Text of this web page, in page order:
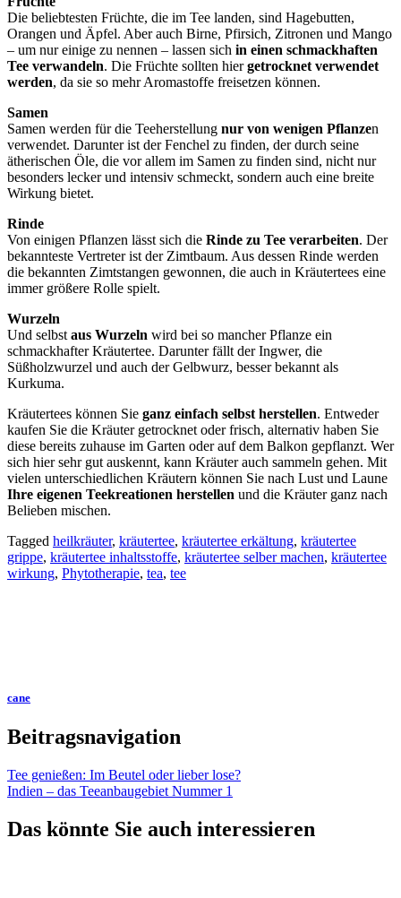
Die beliebtesten Früchte, die im Tee landen, sind Hagebutten,
Orangen und Äpfel. Aber auch Birne, Pfirsich, Zitronen und Mango
– um nur einige zu nennen – lassen sich in einen schmackhaften
Tee verwandeln. Die Früchte sollten hiergetrocknet verwendet
werden, da sie so mehr Aromastoffe freisetzen können.
Samen
Samen werden für die Teeherstellung nur von wenigen Pflanzen
verwendet. Darunter ist der Fenchel zu finden, der durch seine
ätherischen Öle, die vor allem im Samen zu finden sind, nicht nur
besonders lecker und intensiv schmeckt, sondern auch eine breite
Wirkung bietet.
Rinde
Von einigen Pflanzen lässt sich die Rinde zu Tee verarbeiten. Der
bekannteste Vertreter ist der Zimtbaum. Aus dessen Rinde werden
die bekannten Zimtstangen gewonnen, die auch in Kräutertees eine
immer größere Rolle spielt.
Wurzeln
Und selbst aus Wurzeln wird bei so mancher Pflanze ein
schmackhafter Kräutertee. Darunter fällt der Ingwer, die
Süßholzwurzel und auch der Gelbwurz, besser bekannt als
Kurkuma.
Kräutertees können Sie ganz einfach selbst herstellen. Entweder
kaufen Sie die Kräuter getrocknet oder frisch, alternativ haben Sie
diese bereits zuhause im Garten oder auf dem Balkon gepflanzt. Wer
sich hier sehr gut auskennt, kann Kräuter auch sammeln gehen. Mit
vielen unterschiedlichen Kräutern können Sie nach Lust und Laune
Ihre eigenen Teekreationen herstellen und die Kräuter ganz nach
Belieben mischen.
Tagged heilkräuter, kräutertee, kräutertee erkältung, kräutertee
grippe, kräutertee inhaltsstoffe, kräutertee selber machen, kräutertee
wirkung, Phytotherapie, tea, tee
cane
Beitragsnavigation
Tee genießen: Im Beutel oder lieber lose?
Indien – das Teeanbaugebiet Nummer 1
Das könnte Sie auch interessieren